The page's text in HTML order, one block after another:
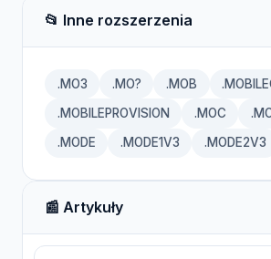
📂 Inne rozszerzenia
.MO3 .MO? .MOB
.MOBILEPROVISION .MOC
.MODE .MODE1V3 .MODE2V3
📰 Artykuły